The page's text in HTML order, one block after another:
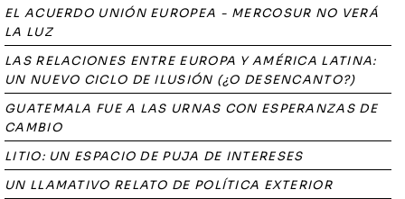
EL ACUERDO UNIÓN EUROPEA - MERCOSUR NO VERÁ
LA LUZ
LAS RELACIONES ENTRE EUROPA Y AMÉRICA LATINA:
UN NUEVO CICLO DE ILUSIÓN (¿O DESENCANTO?)
GUATEMALA FUE A LAS URNAS CON ESPERANZAS DE
CAMBIO
LITIO: UN ESPACIO DE PUJA DE INTERESES
UN LLAMATIVO RELATO DE POLÍTICA EXTERIOR